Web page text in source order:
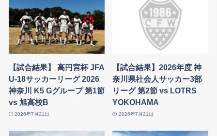
【試合結果】 高円宮杯 JFA
U-18サッカーリーグ 2026
神奈川 K5 Gグループ 第1節
vs 旭高校B
2026年7月21日
【試合結果】2026年度 神
奈川県社会人サッカー3部
リーグ 第2節 vs LOTRS
YOKOHAMA
2026年7月21日